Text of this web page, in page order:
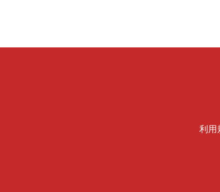
利用